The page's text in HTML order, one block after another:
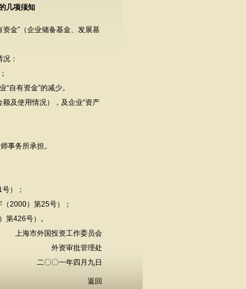
几项须知
资金”（企业储备基金、发展基
：
自有资金”的减少。
及使用情况），及企业“资产
事务所承担。
）；
2000）第25号）；
第426号）。
上海市外国投资工作委员会
外资审批管理处
二〇〇一年四月九日
返回